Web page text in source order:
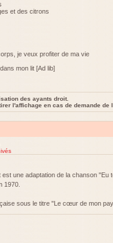
et des citrons
je veux profiter de ma vie
mon lit [Ad lib]
des ayants droit.
l'affichage en cas de demande de
une adaptation de la chanson "Eu
1970.
sous le titre "Le cœur de mon